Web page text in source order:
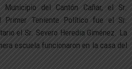
Municipio del Cantón Cañar, el Sr.
Primer Teniente Político fue el Sr.
el Sr. Severo Heredia Giménez. La
escuela funcionaron en la casa del